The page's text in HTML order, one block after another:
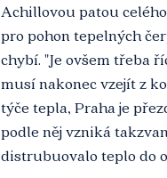
Achillovou patou
pro pohon tepelných
chybí. "Je ovšem třeba
musí nakonec vzejít z
týče tepla, Praha je
podle něj vzniká
distrubuovalo teplo do